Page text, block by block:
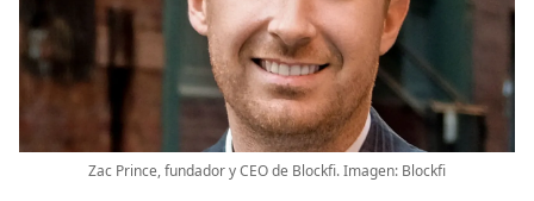
Zac Prince, fundador y CEO de Blockfi. Imagen: Blockfi